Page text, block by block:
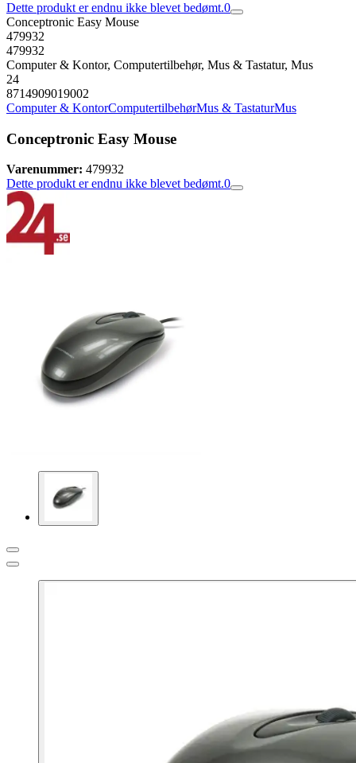
Dette produkt er endnu ikke blevet bedømt.0
Conceptronic Easy Mouse
479932
479932
Computer & Kontor, Computertilbehør, Mus & Tastatur, Mus
24
8714909019002
Computer & KontorComputertilbehørMus & TastaturMus
Conceptronic Easy Mouse
Varenummer: 479932
Dette produkt er endnu ikke blevet bedømt.0